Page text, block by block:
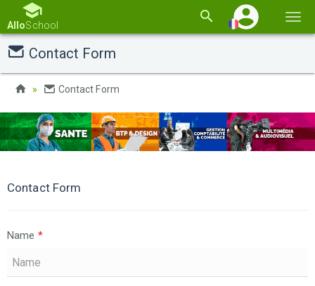
la
AlloSchool
Contact Form
Contact Form
Contact Form
Name *